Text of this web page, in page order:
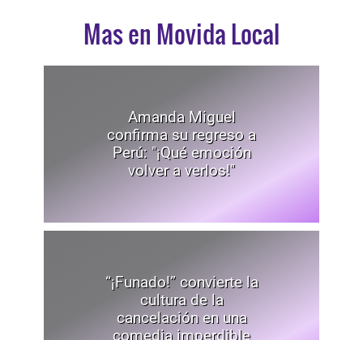
Mas en Movida Local
Amanda Miguel
confirma su regreso a
Perú: "¡Qué emoción
volver a verlos!"
“¡Funado!” convierte la
cultura de la
cancelación en una
comedia imperdible